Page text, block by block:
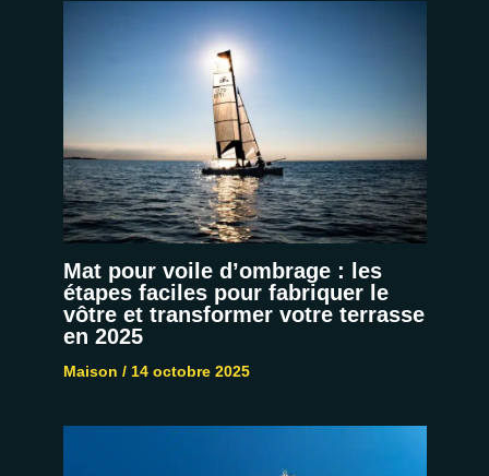
Mat pour voile d’ombrage : les
étapes faciles pour fabriquer le
vôtre et transformer votre terrasse
en 2025
Maison / 14 octobre 2025